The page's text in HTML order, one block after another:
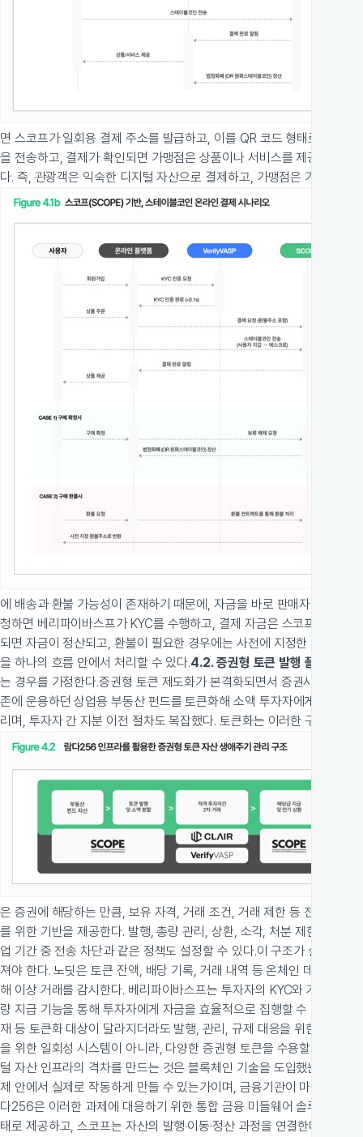
면 스코프가 일회용 결제 주소를 발급하고, 이를 QR 코드 형태로 관광
을 전송하고, 결제가 확인되면 가맹점은 상품이나 서비스를 제공한다.
다. 즉, 관광객은 익숙한 디지털 자산으로 결제하고, 가맹점은 기존 영업
에 배송과 환불 가능성이 존재하기 때문에, 자금을 바로 판매자에게 넘
청하면 베리파이바스프가 KYC를 수행하고, 결제 자금은 스코프의 에
되면 자금이 정산되고, 환불이 필요한 경우에는 사전에 지정한 환불 주
을 하나의 흐름 안에서 처리할 수 있다.4.2. 증권형 토큰 발행 플랫폼 도
는 경우를 가정한다.증권형 토큰 제도화가 본격화되면서 증권사들의
존에 운용하던 상업용 부동산 펀드를 토큰화해 소액 투자자에게 개방하
리며, 투자자 간 지분 이전 절차도 복잡했다. 토큰화는 이러한 구조를
은 증권에 해당하는 만큼, 보유 자격, 거래 조건, 거래 제한 등 전 생애주
를 위한 기반을 제공한다. 발행, 총량 관리, 상환, 소각, 처분 제한 등의
업 기간 중 전송 차단과 같은 정책도 설정할 수 있다.이 구조가 실제 운영
져야 한다. 노딧은 토큰 잔액, 배당 기록, 거래 내역 등 온체인 데이터를
해 이상 거래를 감시한다. 베리파이바스프는 투자자의 KYC와 거래 상
량 지급 기능을 통해 투자자에게 자금을 효율적으로 집행할 수 있다.
재 등 토큰화 대상이 달라지더라도 발행, 관리, 규제 대응을 위한 인프
을 위한 일회성 시스템이 아니라, 다양한 증권형 토큰을 수용할 수 있는
털 자산 인프라의 격차를 만드는 것은 블록체인 기술을 도입했는지 여
제 안에서 실제로 작동하게 만들 수 있는가이며, 금융기관이 마주하는
다256은 이러한 과제에 대응하기 위한 통합 금융 미들웨어 솔루션을
태로 제공하고, 스코프는 자산의 발행·이동·정산 과정을 연결한다. 클